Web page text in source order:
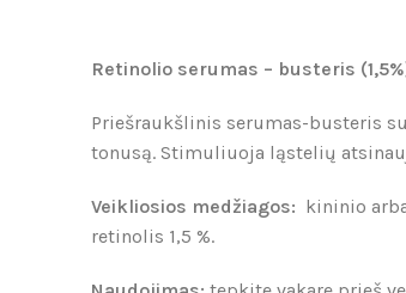
Retinolio serumas – busteris
Priešraukšlinis serumas-busteris
tonusą. Stimuliuoja ląstelių
Veikliosios medžiagos: kininio
retinolis 1,5 %.